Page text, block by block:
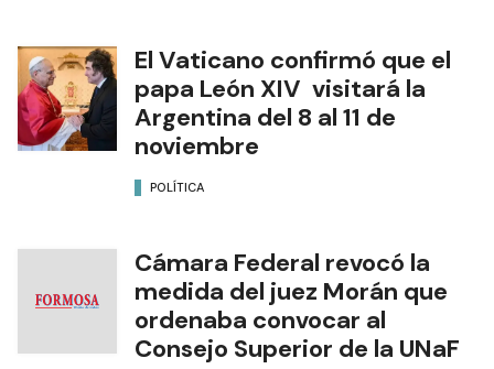
El Vaticano confirmó que el
papa León XIV visitará la
Argentina del 8 al 11 de
noviembre
POLÍTICA
Cámara Federal revocó la
medida del juez Morán que
ordenaba convocar al
Consejo Superior de la UNaF